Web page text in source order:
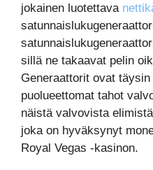
jokainen luotettava
sillä ne takaavat pelin
Generaattorit ovat
puolueettomat tahot
näistä valvovista
joka on hyväksynyt
Royal Vegas -kasinon.